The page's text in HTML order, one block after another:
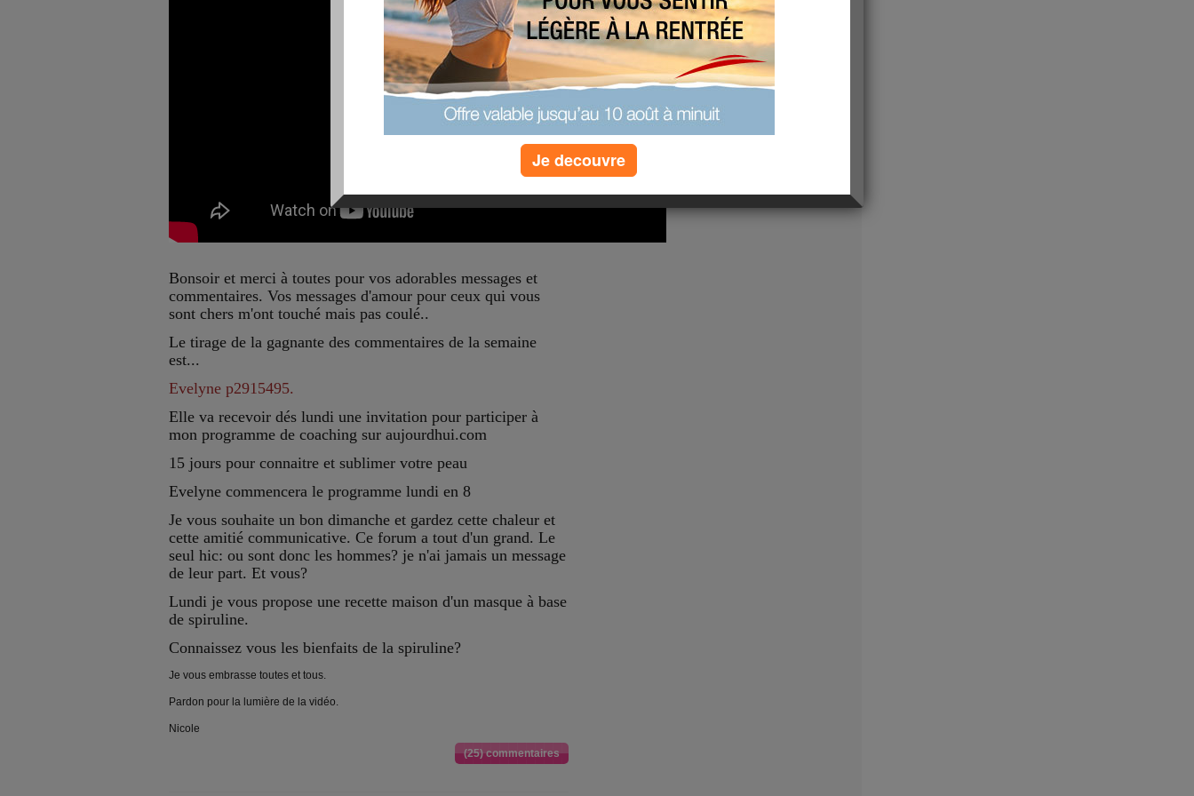
Bonsoir et merci à toutes pour vos adorables messages et
commentaires. Vos messages d'amour pour ceux qui vous
sont chers m'ont touché mais pas coulé..
Le tirage de la gagnante des commentaires de la semaine
est...
Evelyne p2915495.
Elle va recevoir dés lundi une invitation pour participer à
mon programme de coaching sur aujourdhui.com
15 jours pour connaitre et sublimer votre peau
Evelyne commencera le programme lundi en 8
Je vous souhaite un bon dimanche et gardez cette chaleur et
cette amitié communicative. Ce forum a tout d'un grand. Le
seul hic: ou sont donc les hommes? je n'ai jamais un message
de leur part. Et vous?
Lundi je vous propose une recette maison d'un masque à base
de spiruline.
Connaissez vous les bienfaits de la spiruline?
Je vous embrasse toutes et tous.
Pardon pour la lumière de la vidéo.
Nicole
(25) commentaires
Je decouvre